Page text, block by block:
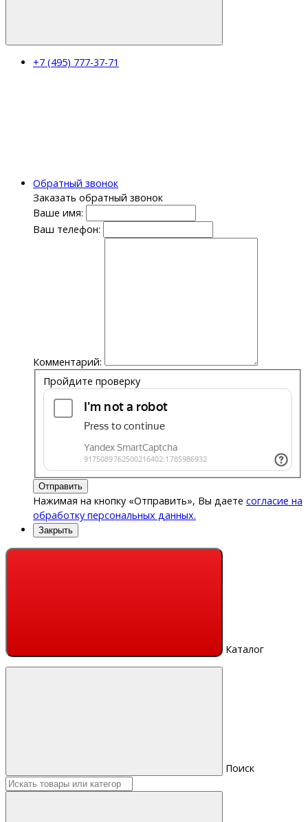
+7 (495) 777-37-71
Обратный звонок
Заказать обратный звонок
Ваше имя:
Ваш телефон:
Комментарий:
Пройдите проверку
Отправить
Нажимая на кнопку «Отправить», Вы даете согласие на
обработку персональных данных.
Закрыть
Каталог
Поиск